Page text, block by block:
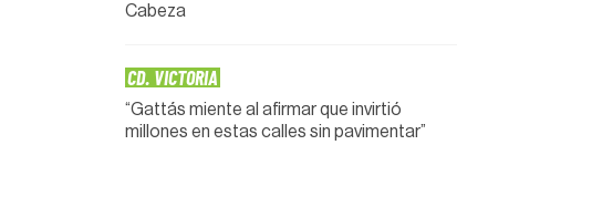
Cabeza
CD. VICTORIA
“Gattás miente al afirmar que invirtió
millones en estas calles sin pavimentar”